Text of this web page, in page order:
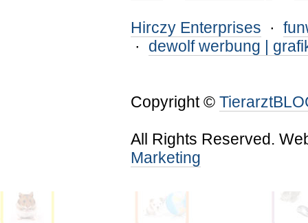
Hirczy Enterprises ·
· dewolf werbung |
Copyright ©
All Rights Reserved.
Marketing